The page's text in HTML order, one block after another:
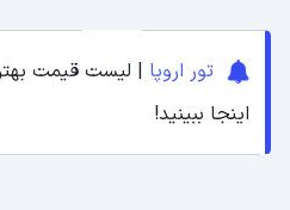
تور اروپا | لیست قیمت
اینجا ببینید!